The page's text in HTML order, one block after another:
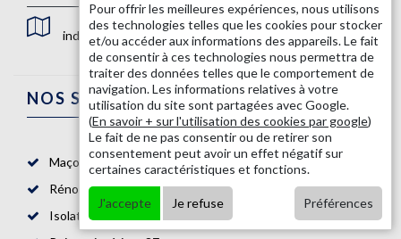
indisponible
NOS SERVICES
Maçon 87
Rénovation salle de bain 87
Isolation mur intérieur 87
Pour offrir les meilleures expériences, nous utilisons
des technologies telles que les cookies pour stocker
et/ou accéder aux informations des appareils. Le fait
de consentir à ces technologies nous permettra de
traiter des données telles que le comportement de
navigation. Les informations relatives à votre
utilisation du site sont partagées avec Google.
(En savoir + sur l'utilisation des cookies par google)
Le fait de ne pas consentir ou de retirer son
consentement peut avoir un effet négatif sur
certaines caractéristiques et fonctions.
J'accepte Je refuse Préférences